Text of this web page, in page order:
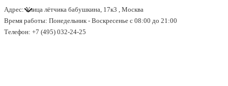
↓
Перейти
Адрес: Улица лётчика бабушкина, 17к3 , Москва
Время работы: Понедельник - Воскресенье с 08:00 до 21:00
Телефон: +7 (495) 032-24-25